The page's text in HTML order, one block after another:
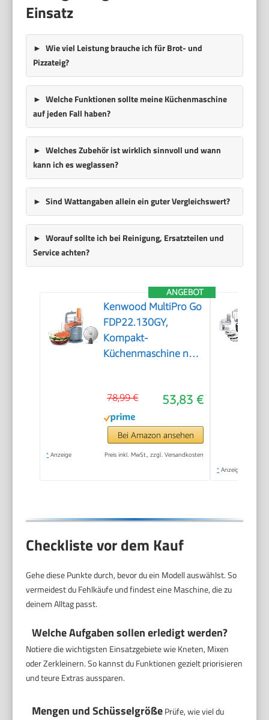
Einsatz
Wie viel Leistung brauche ich für Brot- und
Pizzateig?
Welche Funktionen sollte meine Küchenmaschine
auf jeden Fall haben?
Welches Zubehör ist wirklich sinnvoll und wann
kann ich es weglassen?
Sind Wattangaben allein ein guter Vergleichswert?
Worauf sollte ich bei Reinigung, Ersatzteilen und
Service achten?
ANGEBOT
Kenwood MultiPro Go
FDP22.130GY,
Kompakt-
Küchenmaschine nur
Pürieren und Teig
Kneten, Express-
Serve, 1,3 l
Arbeitsbehälter, 650
53,83 €
78,99 €
Bei Amazon ansehen
* Anzeige Preis inkl. MwSt., zzgl. Versandkosten
* Anzeige
Checkliste vor dem Kauf
Gehe diese Punkte durch, bevor du ein Modell auswählst. So
vermeidest du Fehlkäufe und findest eine Maschine, die zu
deinem Alltag passt.
Welche Aufgaben sollen erledigt werden?
Notiere die wichtigsten Einsatzgebiete wie Kneten, Mixen
oder Zerkleinern. So kannst du Funktionen gezielt priorisieren
und teure Extras aussparen.
Mengen und SchüsselgrößePrüfe, wie viel du